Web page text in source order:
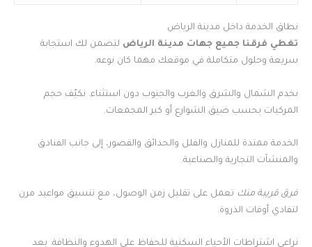
نطاق الخدمة داخل مدينة الرياض
تغطي فرقنا جميع جهات مدينة الرياض لتضمن لك استجابة
سريعة وحلول متكاملة في موقعك مهما كان نوعه.
نخدم الشمال والشرق والغرب والجنوب دون استثناء. نكيّف حجم
المركبات بحسب ضيق الشوارع أو كبر المجمعات.
الخدمة ممتدة للمنازل والفلل والحدائق والقصور، إلى جانب الفنادق
والمنشآت التجارية والصناعية.
فرق قريبة منك تعمل على تقليل زمن الوصول، مع تنسيق مواعيد مرن
لتفادي أوقات الذروة.
نراعي اشتراطات الأحياء السكنية للحفاظ على الهدوء والنظافة. بعد